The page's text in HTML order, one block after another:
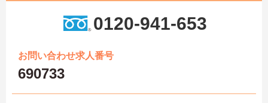
0120-941-653
お問い合わせ求人番号
690733